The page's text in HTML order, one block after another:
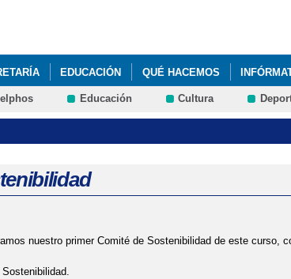
EDUCACIÓN QUÉ HACEMOS
DEL ROSARIO PERICOLES
Educación Cultura
nuestro primer Comité de Sostenibilidad de este curso,